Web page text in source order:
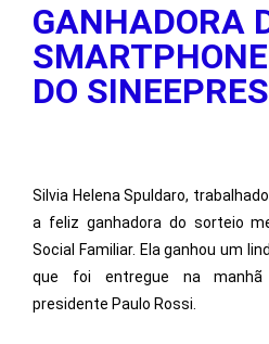
GANHADORA
DO SINEEPRES
Silvia Helena Spuldaro,
a feliz ganhadora do sorteio
Social Familiar. Ela ganhou um
que foi entregue na
presidente Paulo Rossi.